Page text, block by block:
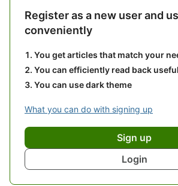
Register as a new user and
conveniently
You get articles that match your
You can efficiently read back
You can use dark theme
What you can do with signing up
Sign up
Login